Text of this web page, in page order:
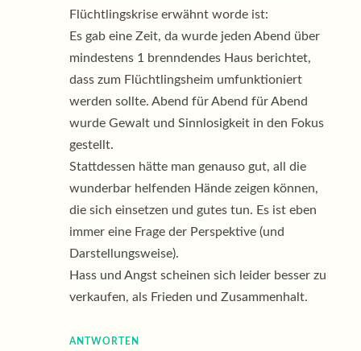
Flüchtlingskrise erwähnt worde ist:
Es gab eine Zeit, da wurde jeden Abend über
mindestens 1 brenndendes Haus berichtet,
dass zum Flüchtlingsheim umfunktioniert
werden sollte. Abend für Abend für Abend
wurde Gewalt und Sinnlosigkeit in den Fokus
gestellt.
Stattdessen hätte man genauso gut, all die
wunderbar helfenden Hände zeigen können,
die sich einsetzen und gutes tun. Es ist eben
immer eine Frage der Perspektive (und
Darstellungsweise).
Hass und Angst scheinen sich leider besser zu
verkaufen, als Frieden und Zusammenhalt.
ANTWORTEN